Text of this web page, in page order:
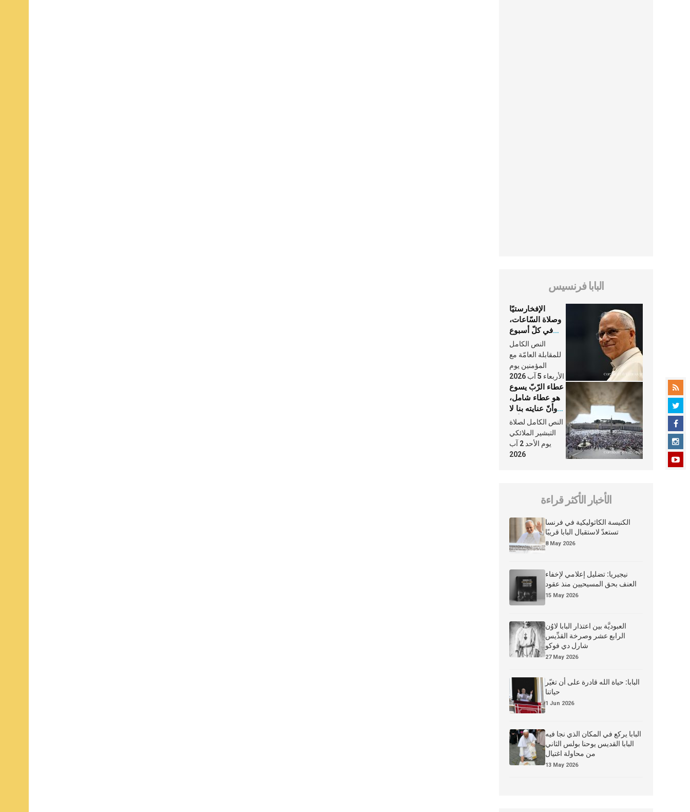
البابا فرنسيس
الإفخارستيّا
وصلاة السّاعات،
في كلّ أسبوع
وكلّ يوم، هما
النَّفَس في حياة
الكنيسة
النص الكامل
للمقابلة العامّة مع
المؤمنين يوم
الأربعاء 5 آب 2026
عطاء الرّبّ يسوع
هو عطاء شامل،
وأنّ عنايته بنا لا
تغيب عنّا أبدًا
النص الكامل لصلاة
التبشير الملائكي
يوم الأحد 2 آب
2026
الأخبار الأكثر قراءة
الكنيسة الكاثوليكية في فرنسا
تستعدّ لاستقبال البابا قريبًا
8 May 2026
نيجيريا: تضليل إعلامي لإخفاء
العنف بحق المسيحيين منذ عقود
15 May 2026
العبوديَّة بين اعتذار البابا لاوُن
الرابع عشر وصرخة القدِّيس
شارل دي فوكو
27 May 2026
البابا: حياة الله قادرة على أن تغيّر
حياتنا
1 Jun 2026
البابا يركع في المكان الذي نجا فيه
البابا القديس يوحنا بولس الثاني
من محاولة اغتيال
13 May 2026